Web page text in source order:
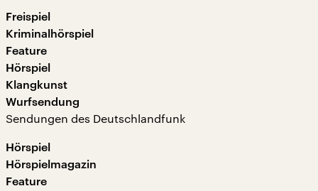
Freispiel
Kriminalhörspiel
Feature
Hörspiel
Klangkunst
Wurfsendung
Sendungen des Deutschlandfunk
Hörspiel
Hörspielmagazin
Feature